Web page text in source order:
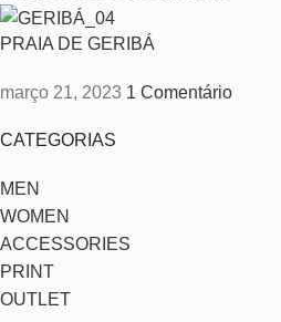
PRAIA DE GERIBÁ
março 21, 2023 1 Comentário
CATEGORIAS
MEN
WOMEN
ACCESSORIES
PRINT
OUTLET